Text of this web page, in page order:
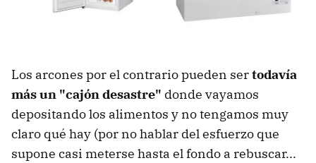
Los arcones por el contrario pueden sertodavía
más un "cajón desastre" donde vayamos
depositando los alimentos y no tengamos muy
claro qué hay (por no hablar del esfuerzo que
supone casi meterse hasta el fondo a rebuscar...